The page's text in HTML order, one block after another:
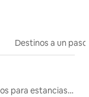
Destinos a un
Alojamientos para estancias largas